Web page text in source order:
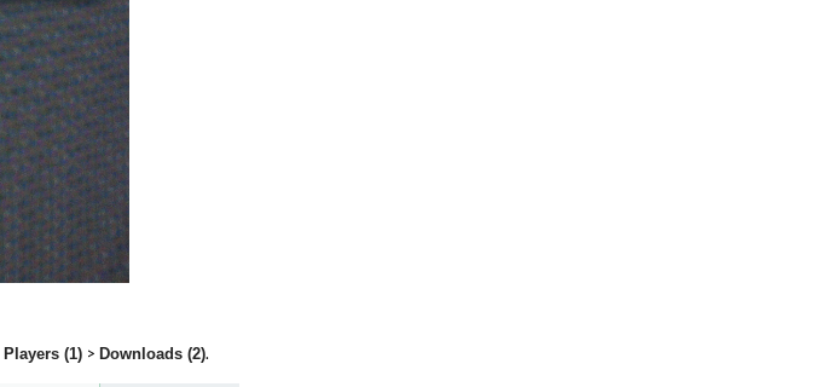
Players (1) > Downloads (2).